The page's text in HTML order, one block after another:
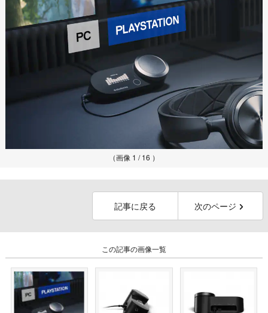
（画像 1 / 16 ）
記事に戻る 次のページ
この記事の画像一覧